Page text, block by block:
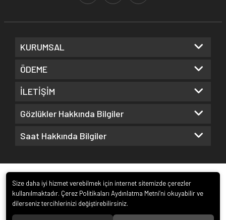
KURUMSAL
ÖDEME
İLETİŞİM
Gözlükler Hakkında Bilgiler
Saat Hakkında Bilgiler
Size daha iyi hizmet verebilmek için internet sitemizde çerezler
kullanılmaktadır. Çerez Politikaları Aydınlatma Metni’ni okuyabilir ve
dilerseniz tercihlerinizi değiştirebilirsiniz.